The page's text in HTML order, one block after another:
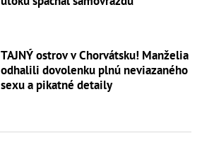
TAJNÝ ostrov v Chorvátsku! Manželia
odhalili dovolenku plnú neviazaného
sexu a pikatné detaily